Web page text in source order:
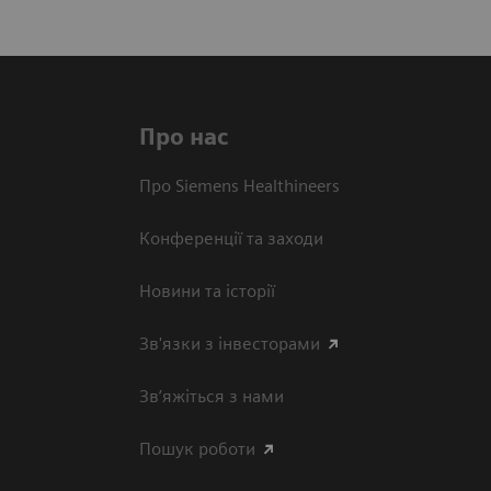
Про нас
Про Siemens Healthineers
Конференції та заходи
Новини та історії
Зв'язки з інвесторами
Зв’яжіться з нами
Пошук роботи